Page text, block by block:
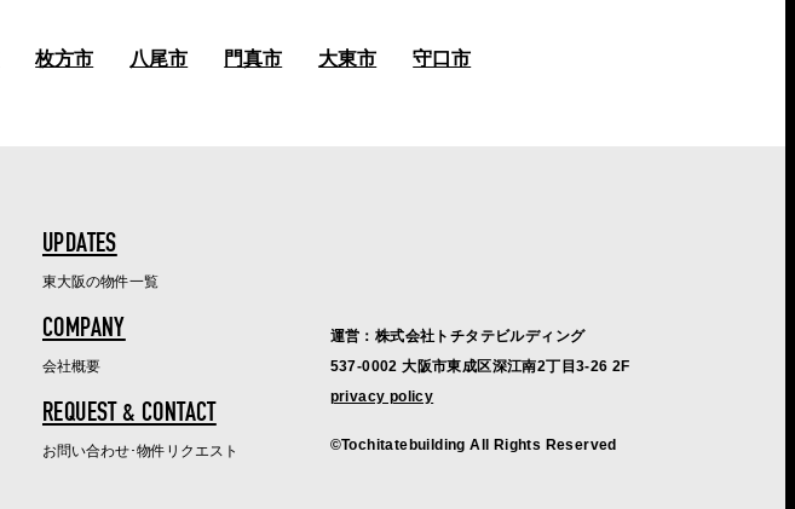
枚方市 八尾市 門真市 大東市 守口市
UPDATES
東大阪の物件一覧
COMPANY
会社概要
REQUEST & CONTACT
お問い合わせ･物件リクエスト
運営：株式会社トチタテビルディング
537-0002 大阪市東成区深江南2丁目3-26 2F
privacy policy
©Tochitatebuilding All Rights Reserved